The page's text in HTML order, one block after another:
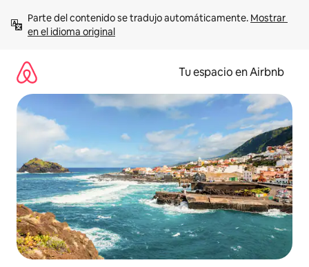
contenido
Parte del contenido se tradujo automáticamente. Mostrar
en el idioma original
Tu espacio en Airbnb